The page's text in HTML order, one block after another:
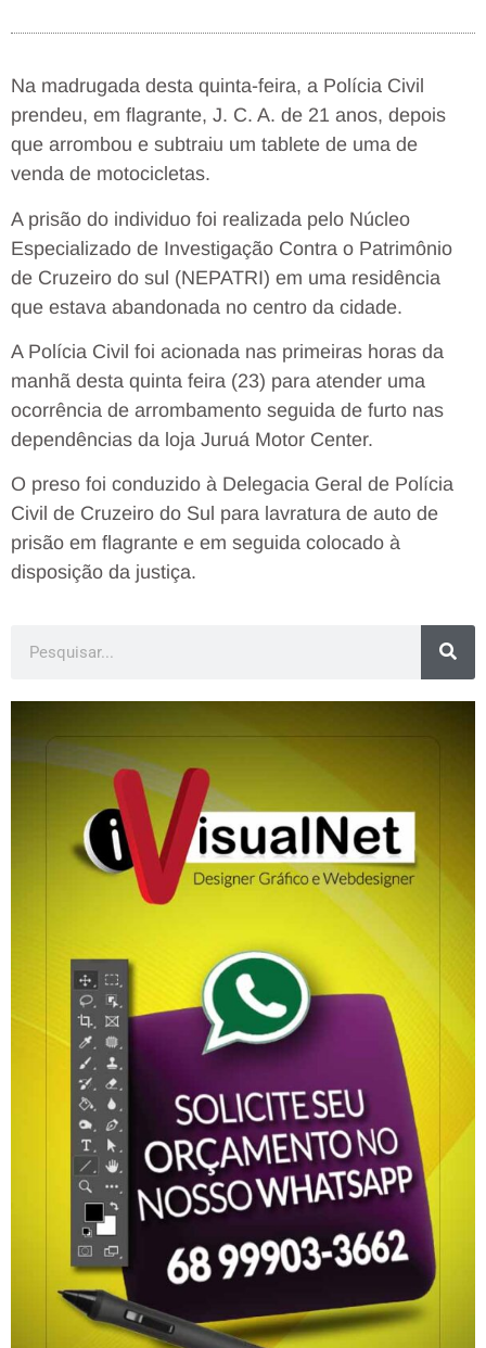
Na madrugada desta quinta-feira, a Polícia Civil
prendeu, em flagrante, J. C. A. de 21 anos, depois
que arrombou e subtraiu um tablete de uma de
venda de motocicletas.
A prisão do individuo foi realizada pelo Núcleo
Especializado de Investigação Contra o Patrimônio
de Cruzeiro do sul (NEPATRI) em uma residência
que estava abandonada no centro da cidade.
A Polícia Civil foi acionada nas primeiras horas da
manhã desta quinta feira (23) para atender uma
ocorrência de arrombamento seguida de furto nas
dependências da loja Juruá Motor Center.
O preso foi conduzido à Delegacia Geral de Polícia
Civil de Cruzeiro do Sul para lavratura de auto de
prisão em flagrante e em seguida colocado à
disposição da justiça.